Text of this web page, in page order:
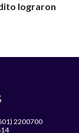
lograron
2200700